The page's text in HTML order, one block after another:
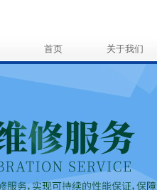
首页 关于我们